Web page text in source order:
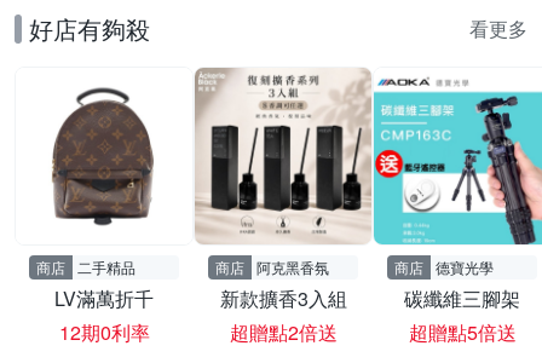
好店有夠殺 看更多
商店 二手精品
LV滿萬折千
12期0利率
商店 阿克黑香氛
新款擴香3入組
超贈點2倍送
商店 德寶光學
碳纖維三腳架
超贈點5倍送